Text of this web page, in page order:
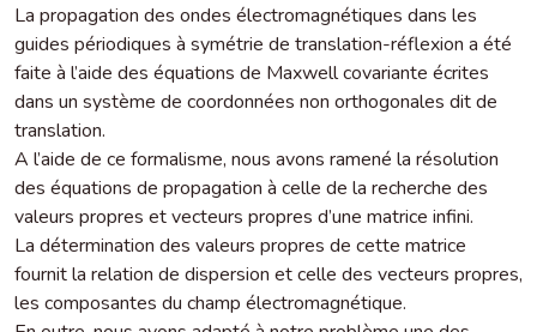
La propagation des ondes électromagnétiques dans les
guides périodiques à symétrie de translation-réflexion a été
faite à l’aide des équations de Maxwell covariante écrites
dans un système de coordonnées non orthogonales dit de
translation.
A l’aide de ce formalisme, nous avons ramené la résolution
des équations de propagation à celle de la recherche des
valeurs propres et vecteurs propres d’une matrice infini.
La détermination des valeurs propres de cette matrice
fournit la relation de dispersion et celle des vecteurs propres,
les composantes du champ électromagnétique.